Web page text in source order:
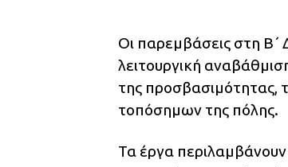
Οι παρεμβάσεις στη Β΄
λειτουργική
της προσβασιμότητας,
τοπόσημων της πόλης.
Τα έργα